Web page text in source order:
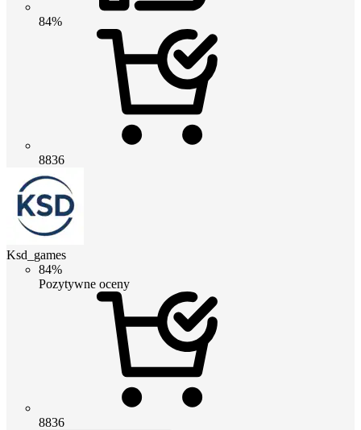
84%
8836
Ksd_games
84%
Pozytywne oceny
8836